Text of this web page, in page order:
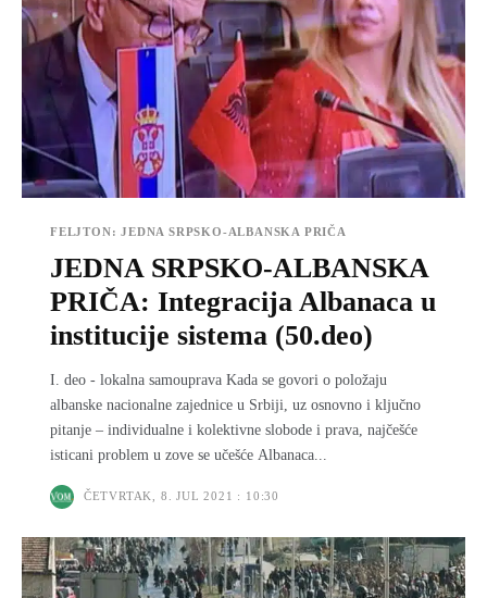
FELJTON: JEDNA SRPSKO-ALBANSKA PRIČA
JEDNA SRPSKO-ALBANSKA
PRIČA: Integracija Albanaca u
institucije sistema (50.deo)
I. deo - lokalna samouprava Kada se govori o položaju
albanske nacionalne zajednice u Srbiji, uz osnovno i ključno
pitanje – individualne i kolektivne slobode i prava, najčešće
isticani problem u zove se učešće Albanaca...
ČETVRTAK, 8. JUL 2021 : 10:30